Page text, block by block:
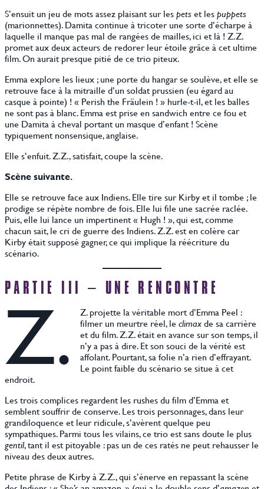
S’ensuit un jeu de mots assez plaisant sur lespetset lespuppets
(marionnettes). Damita continue à tricoter une sorte d’écharpe à
laquelle il manque pas mal de rangées de mailles, ici et là ! Z.Z.
promet aux deux acteurs de redorer leur étoile grâce à cet ultime
film. On aurait presque pitié de ce trio piteux.
Emma explore les lieux ; une porte du hangar se soulève, et elle se
retrouve face à la mitraille d’un soldat prussien (eu égard au
casque à pointe) ! « Perish the Fräulein ! » hurle-t-il, et les balles
ne sont pas à blanc. Emma est prise en sandwich entre ce fou et
une Damita à cheval portant un masque d’enfant ! Scène
typiquement nonsensique, anglaise.
Elle s’enfuit. Z.Z., satisfait, coupe la scène.
Scène suivante.
Elle se retrouve face aux Indiens. Elle tire sur Kirby et il tombe ; le
prodige se répète nombre de fois. Elle lui file une sacrée raclée.
Puis, elle lui lance un impertinent « Hugh ! », qui est, comme
chacun sait, le cri de guerre des Indiens. Z.Z. est en colère car
Kirby était supposé gagner, ce qui implique la réécriture du
scénario.
PARTIE III – UNE RENCONTRE
Z.
Z. projette la véritable mort d’Emma Peel :
filmer un meurtre réel, leclimaxde sa carrière
et du film. Z.Z. était en avance sur son temps, il
n’y a pas à dire. Et son souci de la vérité est
affolant. Pourtant, sa folie n’a rien d’effrayant.
Le point faible du scénario se situe à cet
endroit.
Les trois complices regardent les rushes du film d’Emma et
semblent souffrir de conserve. Les trois personnages, dans leur
grandiloquence et leur ridicule, s’avèrent quelque peu
sympathiques. Parmi tous les vilains, ce trio est sans doute le plus
gentil, tant il est pitoyable : pas un de ces ratés ne peut rehausser le
niveau des deux autres.
Petite phrase de Kirby à Z.Z., qui s’énerve en repassant la scène